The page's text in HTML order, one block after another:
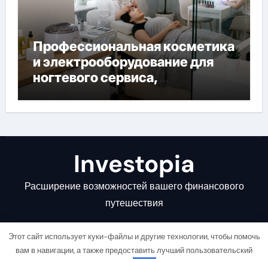
Профессиональная косметика
и электрооборудование для
ногтевого сервиса,
наращивания ресниц и
депиляции
Investopia
Расширение возможностей вашего финансового
путешествия
Этот сайт использует куки-файлы и другие технологии, чтобы помочь
вам в навигации, а также предоставить лучший пользовательский